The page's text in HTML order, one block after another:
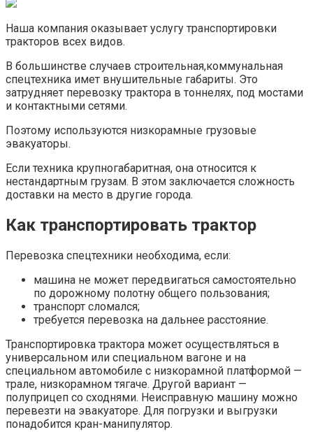
Наша компания оказывает услугу транспортировки
тракторов всех видов.
В большинстве случаев строительная,коммунальная
спецтехника имет внушительные габариты. Это
затрудняет перевозку трактора в тоннелях, под мостами
и контактными сетями.
Поэтому используются низкорамные грузовые
эвакуаторы.
Если техника крупногабаритная, она относится к
нестандартным грузам. В этом заключается сложность
доставки на место в другие города.
Как транспортировать трактор
Перевозка спецтехники необходима, если:
машина не может передвигаться самостоятельно
по дорожному полотну общего пользования;
транспорт сломался;
требуется перевозка на дальнее расстояние.
Транспортировка трактора может осуществляться в
универсальном или специальном вагоне и на
специальном автомобиле с низкорамной платформой —
трале, низкорамном тягаче. Другой вариант —
полуприцеп со сходнями. Неисправную машину можно
перевезти на эвакуаторе. Для погрузки и выгрузки
понадобится кран-манипулятор.